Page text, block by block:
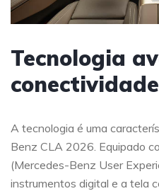
Tecnologia
conectividade
A tecnologia é uma
Benz CLA 2026. Equipado
(Mercedes-Benz User
instrumentos digital e a tela